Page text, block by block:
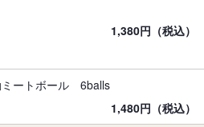
1,380円（税込）
ミートボール 6balls
1,480円（税込）